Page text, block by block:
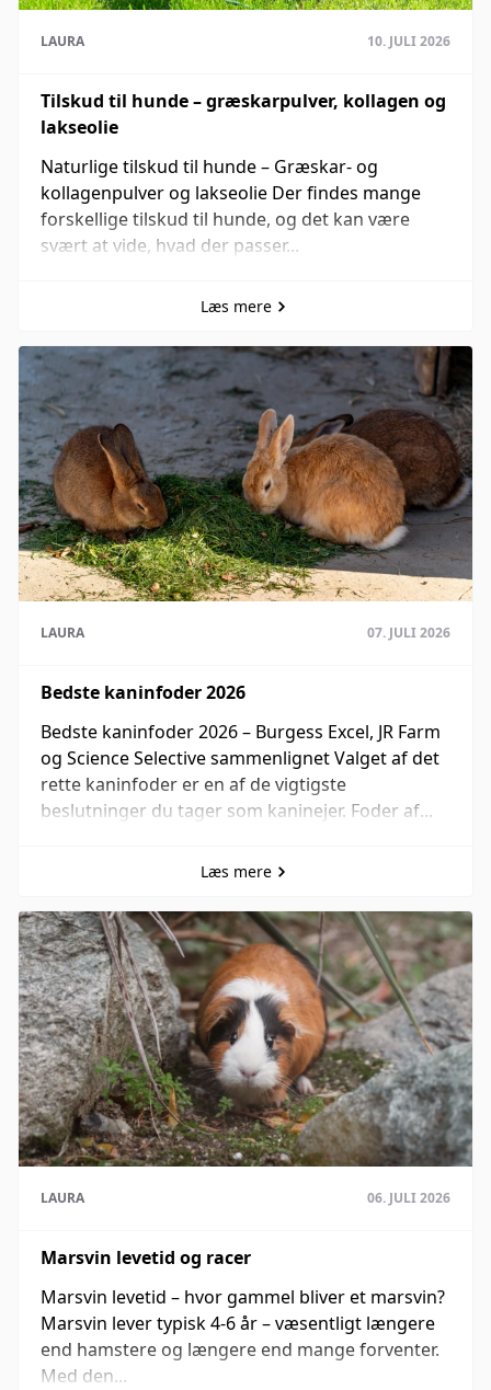
LAURA 10. JULI 2026
Tilskud til hunde – græskarpulver, kollagen og
lakseolie
Naturlige tilskud til hunde – Græskar- og
kollagenpulver og lakseolie Der findes mange
forskellige tilskud til hunde, og det kan være
svært at vide, hvad der passer...
Læs mere
LAURA 07. JULI 2026
Bedste kaninfoder 2026
Bedste kaninfoder 2026 – Burgess Excel, JR Farm
og Science Selective sammenlignet Valget af det
rette kaninfoder er en af de vigtigste
beslutninger du tager som kaninejer. Foder af...
Læs mere
LAURA 06. JULI 2026
Marsvin levetid og racer
Marsvin levetid – hvor gammel bliver et marsvin?
Marsvin lever typisk 4-6 år – væsentligt længere
end hamstere og længere end mange forventer.
Med den...